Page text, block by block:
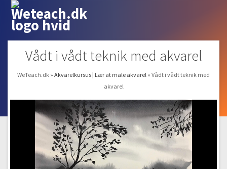
Vådt i vådt teknik med akvarel
WeTeach.dk » Akvarelkursus | Lær at male akvarel » Vådt i vådt teknik med
akvarel